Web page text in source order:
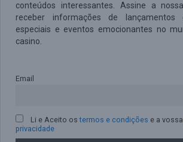
conteúdos interessantes. Assine a
receber informações de lançamentos
especiais e eventos emocionantes no
casino.
Email
Li e Aceito ostermos e condições e a vossa
privacidade